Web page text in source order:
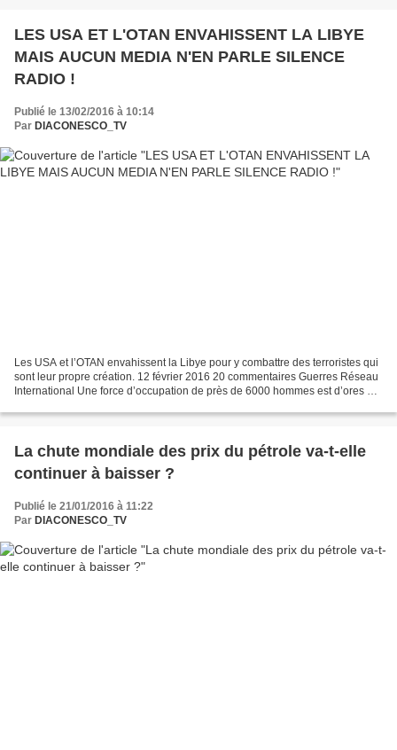
LES USA ET L'OTAN ENVAHISSENT LA LIBYE
MAIS AUCUN MEDIA N'EN PARLE SILENCE
RADIO !
Publié le 13/02/2016 à 10:14
Par DIACONESCO_TV
Les USA et l’OTAN envahissent la Libye pour y combattre des terroristes qui
sont leur propre création. 12 février 2016 20 commentaires Guerres Réseau
International Une force d’occupation de près de 6000 hommes est d’ores et
La chute mondiale des prix du pétrole va-t-elle
continuer à baisser ?
Publié le 21/01/2016 à 11:22
Par DIACONESCO_TV